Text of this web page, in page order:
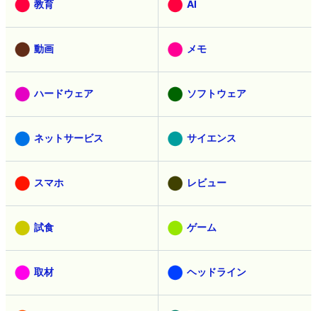
教育 AI
動画 メモ
ハードウェア ソフトウェア
ネットサービス サイエンス
スマホ レビュー
試食 ゲーム
取材 ヘッドライン